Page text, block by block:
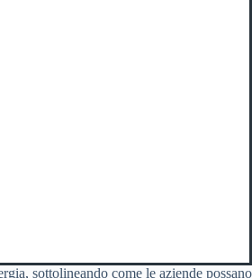
sottolineando come le aziende possano